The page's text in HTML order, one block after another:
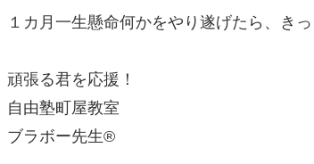
１カ月一生懸命何かをやり遂げたら、き
頑張る君を応援！
自由塾町屋教室
ブラボー先生®